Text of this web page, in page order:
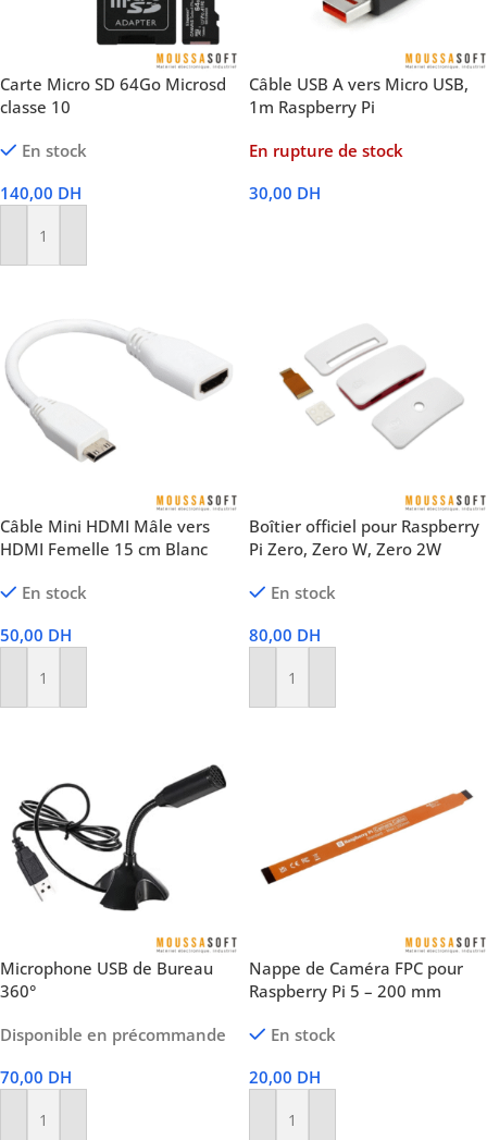
Carte Micro SD 64Go Microsd
classe 10
En stock
140,00 DH
Ajouter Au Panier
Câble USB A vers Micro USB,
1m Raspberry Pi
En rupture de stock
30,00 DH
Câble Mini HDMI Mâle vers
HDMI Femelle 15 cm Blanc
En stock
50,00 DH
Ajouter Au Panier
Boîtier officiel pour Raspberry
Pi Zero, Zero W, Zero 2W
En stock
80,00 DH
Ajouter Au Panier
Microphone USB de Bureau
360°
Disponible en précommande
70,00 DH
Ajouter Au Panier
Nappe de Caméra FPC pour
Raspberry Pi 5 – 200 mm
En stock
20,00 DH
Ajouter Au Panier